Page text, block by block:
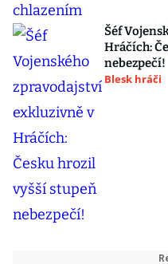
Šéf
Hráčích:
nebezpečí!
Blesk hráči